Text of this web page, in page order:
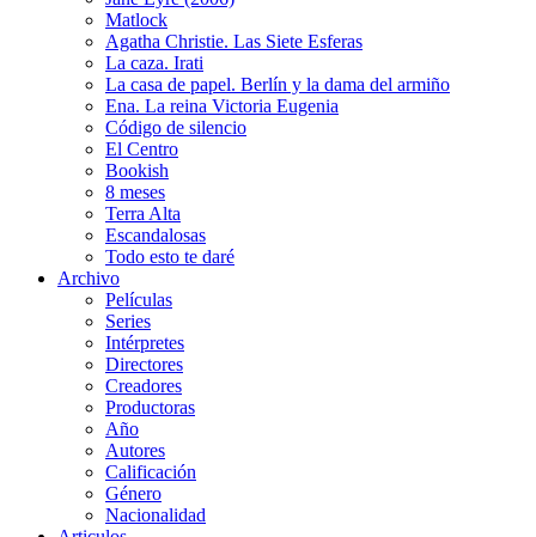
Matlock
Agatha Christie. Las Siete Esferas
La caza. Irati
La casa de papel. Berlín y la dama del armiño
Ena. La reina Victoria Eugenia
Código de silencio
El Centro
Bookish
8 meses
Terra Alta
Escandalosas
Todo esto te daré
Archivo
Películas
Series
Intérpretes
Directores
Creadores
Productoras
Año
Autores
Calificación
Género
Nacionalidad